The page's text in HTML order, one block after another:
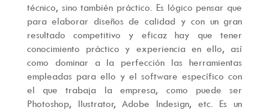
técnico, sino también práctico. Es lógico pensar que
para elaborar diseños de calidad y con un gran
resultado competitivo y eficaz hay que tener
conocimiento práctico y experiencia en ello, así
como dominar a la perfección las herramientas
empleadas para ello y el software específico con
el que trabaja la empresa, como puede ser
Photoshop, Ilustrator, Adobe Indesign, etc. Es un